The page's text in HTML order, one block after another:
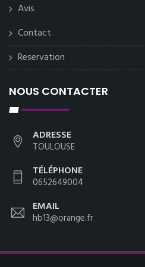
Avis
Contact
Reservation
NOUS CONTACTER
ADRESSE
TOULOUSE
TÉLÉPHONE
0652649004
EMAIL
hb13@orange.fr